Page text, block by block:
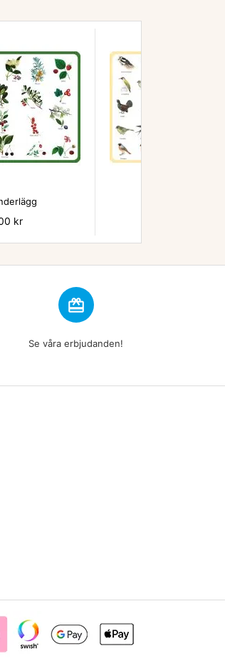

kr
redeem
Se våra erbjudanden!